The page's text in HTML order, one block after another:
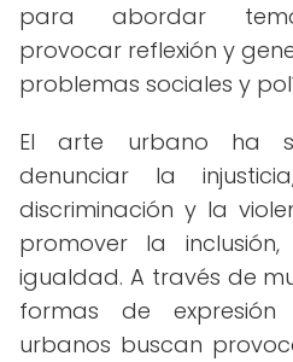
para abordar
provocar reflexión y
problemas sociales y
El arte urbano ha
denunciar la
discriminación y la
promover la
igualdad. A través de
formas de
urbanos buscan